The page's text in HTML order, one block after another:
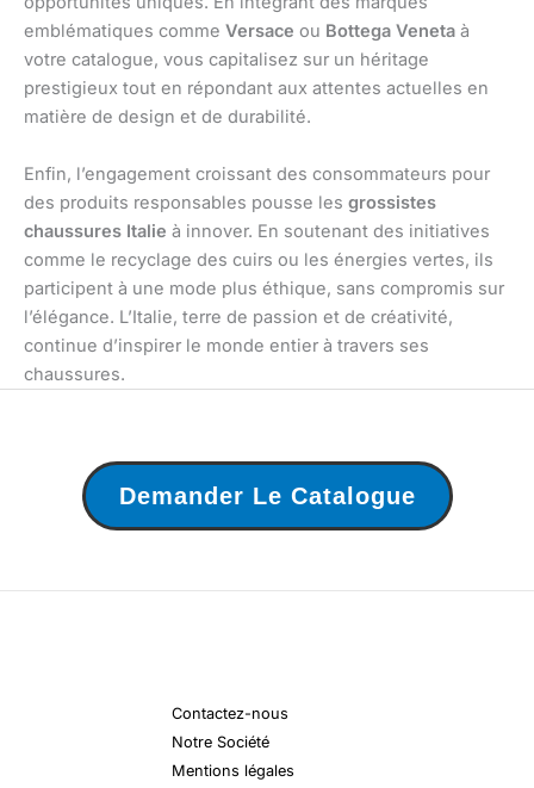
emblématiques comme Versace ou Bottega Veneta à
votre catalogue, vous capitalisez sur un héritage
prestigieux tout en répondant aux attentes actuelles en
matière de design et de durabilité.
Enfin, l’engagement croissant des consommateurs pour
des produits responsables pousse les grossistes
chaussures Italie à innover. En soutenant des initiatives
comme le recyclage des cuirs ou les énergies vertes, ils
participent à une mode plus éthique, sans compromis sur
l’élégance. L’Italie, terre de passion et de créativité,
continue d’inspirer le monde entier à travers ses
chaussures.
Demander Le Catalogue
Contactez-nous
Notre Société
Mentions légales